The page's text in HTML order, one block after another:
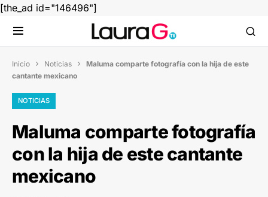
[the_ad id="146496"]
Inicio  Noticias  Maluma comparte fotografía con la hija de este
cantante mexicano
NOTICIAS
Maluma comparte fotografía
con la hija de este cantante
mexicano